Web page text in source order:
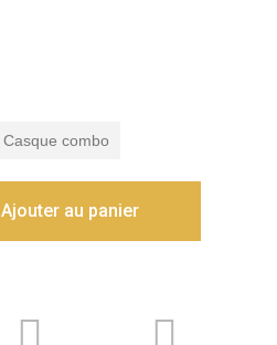
Casque combo
Ajouter au panier